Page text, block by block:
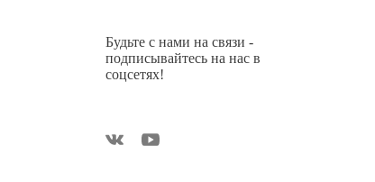
Будьте с нами на связи -
подписывайтесь на нас в
соцсетях!